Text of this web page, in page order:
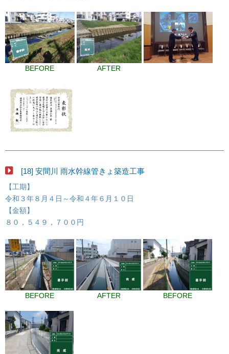
BEFORE AFTER
[18] 安間川 雨水幹線管きょ築造工事
【工期】
令和３年８月４日～令和４年６月１０日
【金額】
８０，５４９，７００円
BEFORE AFTER BEFORE